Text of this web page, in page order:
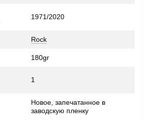
1971/2020
Rock
180gr
1
Новое, запечатанное в
заводскую пленку